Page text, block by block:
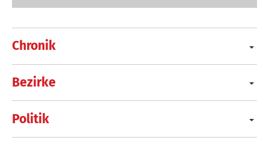
Chronik
Bezirke
Politik